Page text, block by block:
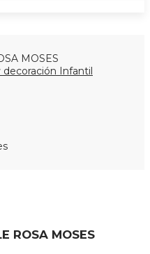
MOSES
Infantil
ROSA MOSES